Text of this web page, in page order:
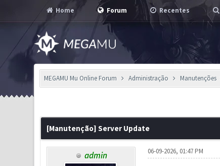
Home Forum Recentes
MEGAMU Mu Online Forum Administração Manutenções
[Manutenção] Server Update
admin 06-09-2026, 01:47 PM